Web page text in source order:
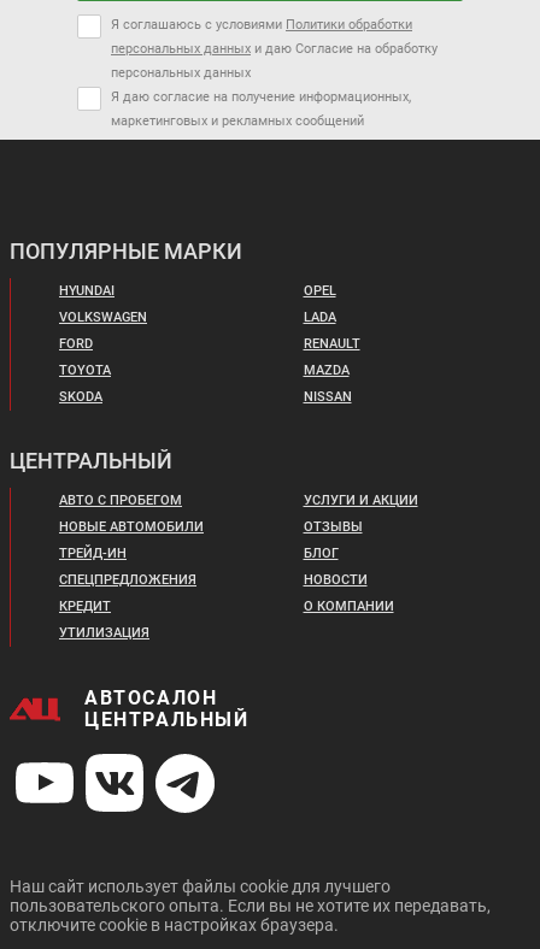
Я соглашаюсь с условиями Политики обработки
персональных данных и даю Согласие на обработку
персональных данных
Я даю согласие на получение информационных,
маркетинговых и рекламных сообщений
ПОПУЛЯРНЫЕ МАРКИ
HYUNDAI
VOLKSWAGEN
FORD
TOYOTA
SKODA
OPEL
LADA
RENAULT
MAZDA
NISSAN
ЦЕНТРАЛЬНЫЙ
АВТО С ПРОБЕГОМ
НОВЫЕ АВТОМОБИЛИ
ТРЕЙД-ИН
СПЕЦПРЕДЛОЖЕНИЯ
КРЕДИТ
УТИЛИЗАЦИЯ
УСЛУГИ И АКЦИИ
ОТЗЫВЫ
БЛОГ
НОВОСТИ
О КОМПАНИИ
АВТОСАЛОН
ЦЕНТРАЛЬНЫЙ
Наш сайт использует файлы cookie для лучшего
пользовательского опыта. Если вы не хотите их передавать,
отключите cookie в настройках браузера.